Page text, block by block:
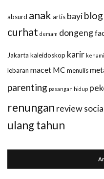
absurd anak artis bayiblog
curhat demam dongeng
Jakarta kaleidoskop karir
lebaran macet MC menulis
parenting pasangan hidup
renungan review
ulang tahun